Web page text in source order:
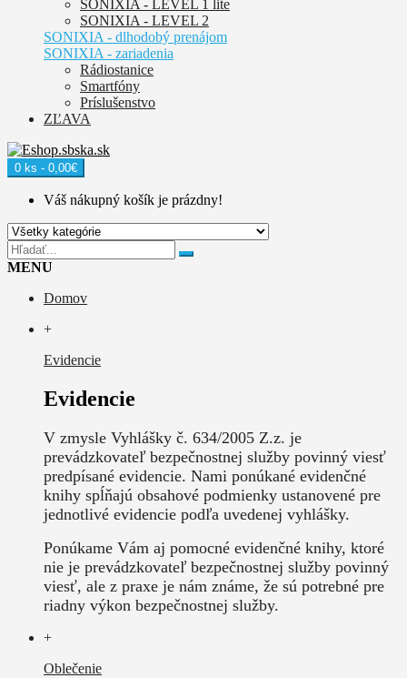
SONIXIA - LEVEL 1 lite
SONIXIA - LEVEL 2
SONIXIA - dlhodobý prenájom
SONIXIA - zariadenia
Rádiostanice
Smartfóny
Príslušenstvo
ZĽAVA
0 ks - 0,00€
Váš nákupný košík je prázdny!
MENU
Domov
+
Evidencie
Evidencie
V zmysle Vyhlášky č. 634/2005 Z.z. je
prevádzkovateľ bezpečnostnej služby povinný viesť
predpísané evidencie. Nami ponúkané evidenčné
knihy spĺňajú obsahové podmienky ustanovené pre
jednotlivé evidencie podľa uvedenej vyhlášky.
Ponúkame Vám aj pomocné evidenčné knihy, ktoré
nie je prevádzkovateľ bezpečnostnej služby povinný
viesť, ale z praxe je nám známe, že sú potrebné pre
riadny výkon bezpečnostnej služby.
+
Oblečenie